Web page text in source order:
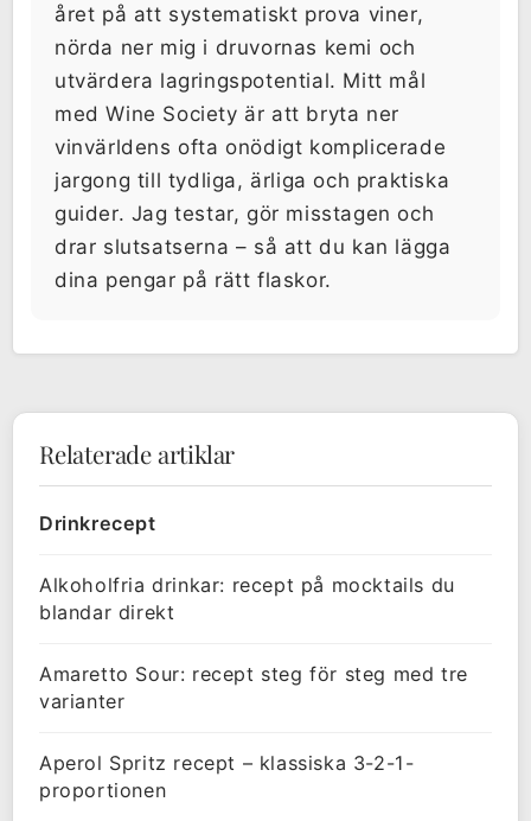
året på att systematiskt prova viner,
nörda ner mig i druvornas kemi och
utvärdera lagringspotential. Mitt mål
med Wine Society är att bryta ner
vinvärldens ofta onödigt komplicerade
jargong till tydliga, ärliga och praktiska
guider. Jag testar, gör misstagen och
drar slutsatserna – så att du kan lägga
dina pengar på rätt flaskor.
Relaterade artiklar
Drinkrecept
Alkoholfria drinkar: recept på mocktails du
blandar direkt
Amaretto Sour: recept steg för steg med tre
varianter
Aperol Spritz recept – klassiska 3-2-1-
proportionen